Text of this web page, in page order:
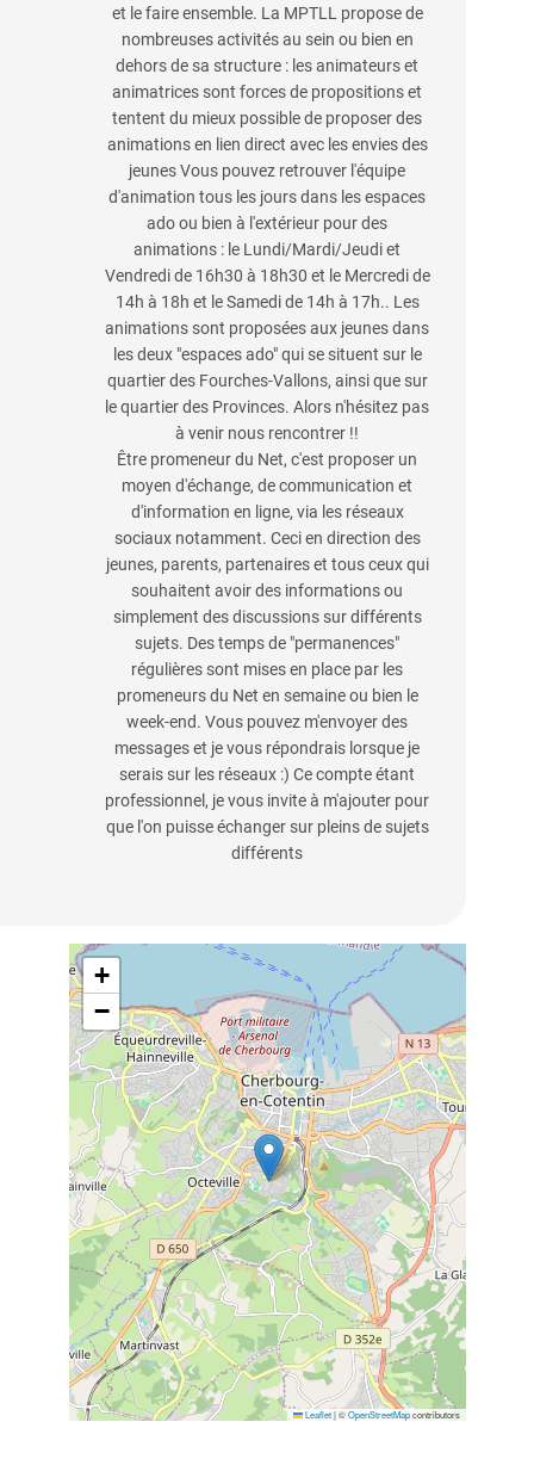
et le faire ensemble. La MPTLL propose de
nombreuses activités au sein ou bien en
dehors de sa structure : les animateurs et
animatrices sont forces de propositions et
tentent du mieux possible de proposer des
animations en lien direct avec les envies des
jeunes Vous pouvez retrouver l'équipe
d'animation tous les jours dans les espaces
ado ou bien à l'extérieur pour des
animations : le Lundi/Mardi/Jeudi et
Vendredi de 16h30 à 18h30 et le Mercredi de
14h à 18h et le Samedi de 14h à 17h.. Les
animations sont proposées aux jeunes dans
les deux "espaces ado" qui se situent sur le
quartier des Fourches-Vallons, ainsi que sur
le quartier des Provinces. Alors n'hésitez pas
à venir nous rencontrer !!
Être promeneur du Net, c'est proposer un
moyen d'échange, de communication et
d'information en ligne, via les réseaux
sociaux notamment. Ceci en direction des
jeunes, parents, partenaires et tous ceux qui
souhaitent avoir des informations ou
simplement des discussions sur différents
sujets. Des temps de "permanences"
régulières sont mises en place par les
promeneurs du Net en semaine ou bien le
week-end. Vous pouvez m'envoyer des
messages et je vous répondrais lorsque je
serais sur les réseaux :) Ce compte étant
professionnel, je vous invite à m'ajouter pour
que l'on puisse échanger sur pleins de sujets
différents
+
−
Leaflet |©OpenStreetMapcontributors